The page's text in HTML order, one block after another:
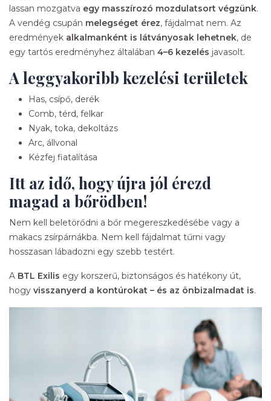
lassan mozgatva egy masszírozó mozdulatsort végzünk.
A vendég csupán melegséget érez, fájdalmat nem. Az
eredmények alkalmanként is látványosak lehetnek, de
egy tartós eredményhez általában 4–6 kezelés javasolt.
A leggyakoribb kezelési területek
Has, csípő, derék
Comb, térd, felkar
Nyak, toka, dekoltázs
Arc, állvonal
Kézfej fiatalítása
Itt az idő, hogy újra jól érezd
magad a bőrödben!
Nem kell beletörődni a bőr megereszkedésébe vagy a
makacs zsírpárnákba. Nem kell fájdalmat tűrni vagy
hosszasan lábadozni egy szebb testért.
A BTL Exilis egy korszerű, biztonságos és hatékony út,
hogy visszanyerd a kontúrokat – és az önbizalmadat is.